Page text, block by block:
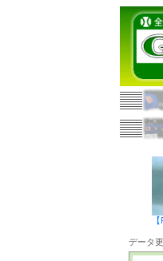
データ